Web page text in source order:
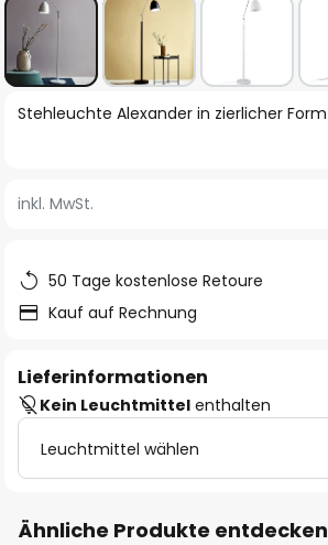
Zum
springen
Stehleuchte Alexander in zierlicher Form
inkl. MwSt.
50 Tage kostenlose Retoure
Kauf auf Rechnung
Lieferinformationen
Kein Leuchtmittel enthalten
Leuchtmittel wählen
Ähnliche Produkte entdecken